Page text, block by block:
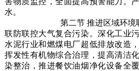
水。
第二节 推进区域环境
联防联控大气复合污染。深化工业
水泥行业和燃煤电厂超低排放改造
挥发性有机物综合治理，提高清洁
染整治，推进餐饮油烟净化设备全